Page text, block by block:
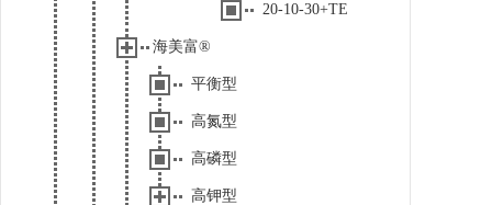
20-10-30+TE
海美富®
平衡型
高氮型
高磷型
高钾型